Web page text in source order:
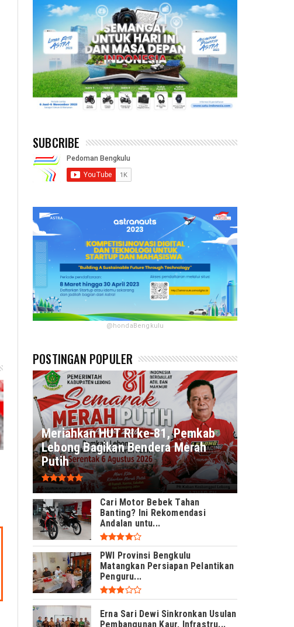
SUBCRIBE
@hondaBengkulu
POSTINGAN POPULER
Meriahkan HUT RI ke-81, Pemkab
Lebong Bagikan Bendera Merah
Putih
Cari Motor Bebek Tahan
Banting? Ini Rekomendasi
Andalan untu...
PWI Provinsi Bengkulu
Matangkan Persiapan Pelantikan
Penguru...
Erna Sari Dewi Sinkronkan Usulan
Pembangunan Kaur, Infrastru...